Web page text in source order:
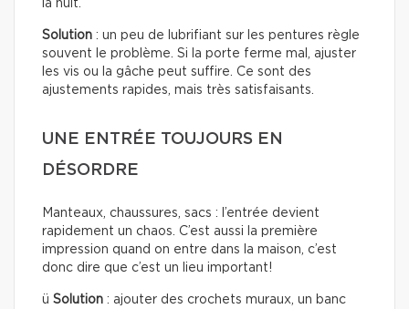
la nuit.
Solution : un peu de lubrifiant sur les pentures règle
souvent le problème. Si la porte ferme mal, ajuster
les vis ou la gâche peut suffire. Ce sont des
ajustements rapides, mais très satisfaisants.
UNE ENTRÉE TOUJOURS EN
DÉSORDRE
Manteaux, chaussures, sacs : l’entrée devient
rapidement un chaos. C’est aussi la première
impression quand on entre dans la maison, c’est
donc dire que c’est un lieu important!
ü Solution : ajouter des crochets muraux, un banc